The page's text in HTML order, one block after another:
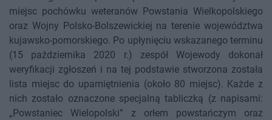
miejsc pochówku weteranów Powstania Wielkopolskiego
oraz Wojny Polsko-Bolszewickiej na terenie województwa
kujawsko-pomorskiego. Po upłynięciu wskazanego terminu
(15 października 2020 r.) zespół Wojewody dokonał
weryfikacji zgłoszeń i na tej podstawie stworzona została
lista miejsc do upamiętnienia (około 80 miejsc). Każde z
nich zostało oznaczone specjalną tabliczką (z napisami:
„Powstaniec Wielopolski” z orłem powstańczym oraz